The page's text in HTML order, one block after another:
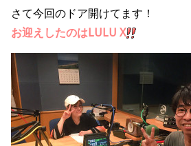
さて今回のドア開けてます！
お迎えしたのはLULU X